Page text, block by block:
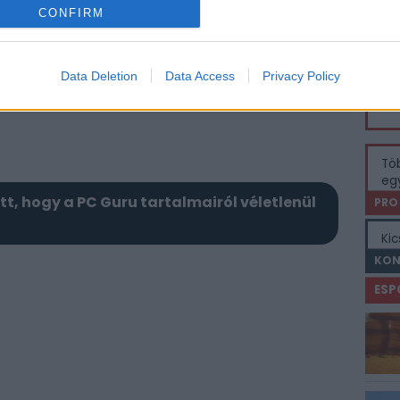
CONFIRM
Data Deletion Data Access Privacy Policy
hogy a PC Guru tartalmairól véletlenül PRO